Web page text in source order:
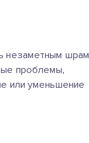
незаметным шрам
проблемы,
или уменьшение